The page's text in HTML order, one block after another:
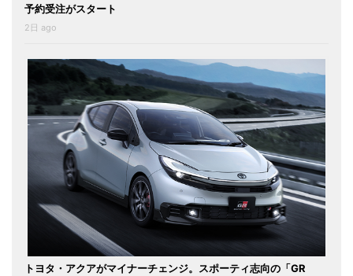
予約受注がスタート
2日 ago
トヨタ・アクアがマイナーチェンジ。スポーティ志向の「GR